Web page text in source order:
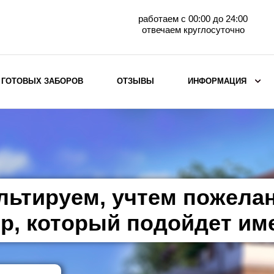
работаем с 00:00 до 24:00
отвечаем круглосуточно
горизонтального
Металлические заборы для дачи
Забор жалюзи с кирпичными столбами
Металлические заборы
Металлические ограждения
ГОТОВЫХ ЗАБОРОВ ОТЗЫВЫ ИНФОРМАЦИЯ
учтем
который подойдет